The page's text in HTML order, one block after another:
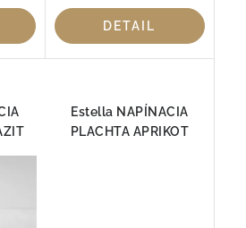
DETAIL
Estella NAPÍNACIA
PLACHTA APRIKOT